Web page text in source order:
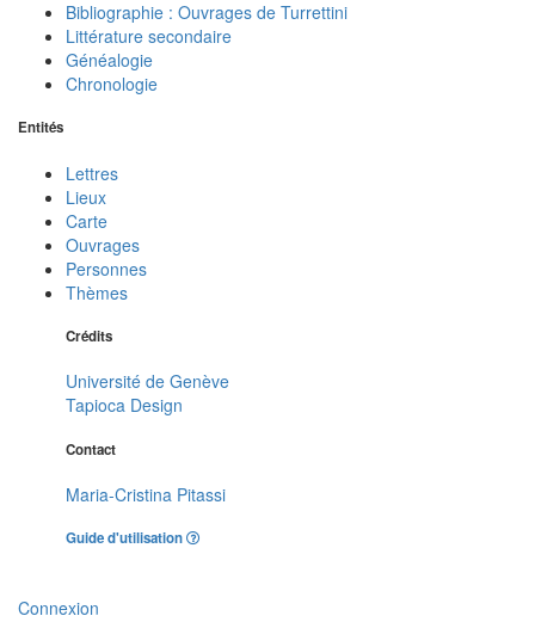
Bibliographie : Ouvrages de Turrettini
Littérature secondaire
Généalogie
Chronologie
Entités
Lettres
Lieux
Carte
Ouvrages
Personnes
Thèmes
Crédits
Université de Genève
Tapioca Design
Contact
Maria-Cristina Pitassi
Guide d'utilisation
Connexion